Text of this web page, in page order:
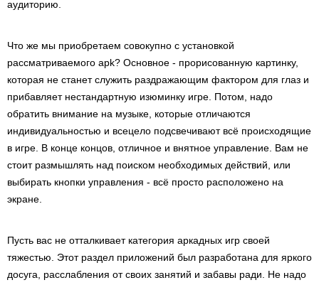
аудиторию.
Что же мы приобретаем совокупно с установкой
рассматриваемого apk? Основное - прорисованную картинку,
которая не станет служить раздражающим фактором для глаз и
прибавляет нестандартную изюминку игре. Потом, надо
обратить внимание на музыке, которые отличаются
индивидуальностью и всецело подсвечивают всё происходящие
в игре. В конце концов, отличное и внятное управление. Вам не
стоит размышлять над поиском необходимых действий, или
выбирать кнопки управления - всё просто расположено на
экране.
Пусть вас не отталкивает категория аркадных игр своей
тяжестью. Этот раздел приложений был разработана для яркого
досуга, расслабления от своих занятий и забавы ради. Не надо